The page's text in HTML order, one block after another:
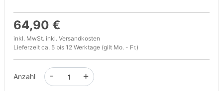
64,90 €
inkl. MwSt. inkl. Versandkosten
Lieferzeit ca. 5 bis 12 Werktage (gilt Mo. - Fr.)
Anzahl +
-